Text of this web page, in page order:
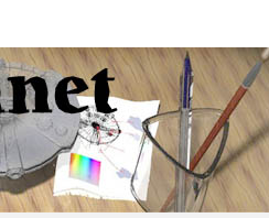
Mariana, Tempat Terdalam Dunia
Tempat Terdalam Dunia